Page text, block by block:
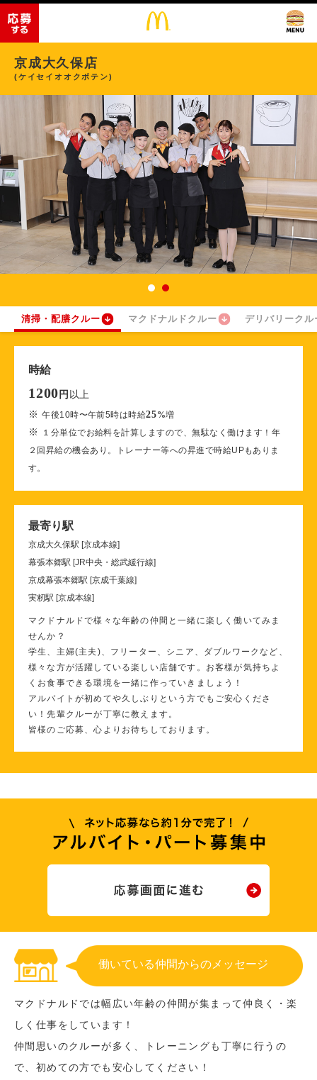
京成大久保店
(ケイセイオオクボテン)
清掃・配膳クルー マクドナルドクルー デリバリークル
時給
1200 円 以上
※午後10時〜午前5時は時給25%増
※
１分単位でお給料を計算しますので、無駄なく働けます！年
２回昇給の機会あり。トレーナー等への昇進で時給UPもありま
す。
最寄り駅
京成大久保駅 [京成本線]
幕張本郷駅 [JR中央・総武緩行線]
京成幕張本郷駅 [京成千葉線]
実籾駅 [京成本線]
マクドナルドで様々な年齢の仲間と一緒に楽しく働いてみま
せんか？
学生、主婦(主夫)、フリーター、シニア、ダブルワークなど、
様々な方が活躍している楽しい店舗です。お客様が気持ちよ
くお食事できる環境を一緒に作っていきましょう！
アルバイトが初めてや久しぶりという方でもご安心くださ
い！先輩クルーが丁寧に教えます。
皆様のご応募、心よりお待ちしております。
働いている仲間からのメッセージ
マクドナルドでは幅広い年齢の仲間が集まって仲良く・楽
しく仕事をしています！
仲間思いのクルーが多く、トレーニングも丁寧に行うの
で、初めての方でも安心してください！